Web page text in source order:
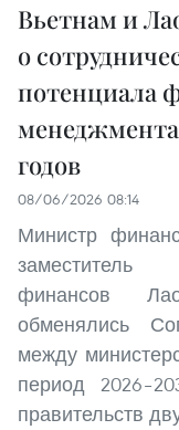
Вьетнам и
о
потенциала
годов
08/06/2026 08:14
Министр
заместитель
финансов
обменялись
между
период
правительств